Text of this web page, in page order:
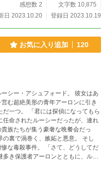
感想数 2
文字数 10,875
日 2023.10.20
登録日 2023.10.19
お気に入り追加 120
シー・アシュフォード。 彼女はあ
む超絶美形の青年アーロンに引き
偵になってもら
族たちが集う豪奢な晩餐会だっ
の裏で渦巻く、嫉妬と悪意。 そし
「さて、どうしてだ
少しのハッタリ）を武器に、事件